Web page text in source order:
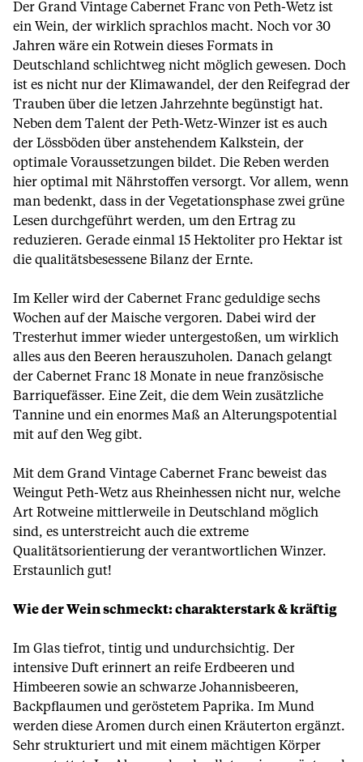
Der Grand Vintage Cabernet Franc von Peth-Wetz ist
ein Wein, der wirklich sprachlos macht. Noch vor 30
Jahren wäre ein Rotwein dieses Formats in
Deutschland schlichtweg nicht möglich gewesen. Doch
ist es nicht nur der Klimawandel, der den Reifegrad der
Trauben über die letzen Jahrzehnte begünstigt hat.
Neben dem Talent der Peth-Wetz-Winzer ist es auch
der Lössböden über anstehendem Kalkstein, der
optimale Voraussetzungen bildet. Die Reben werden
hier optimal mit Nährstoffen versorgt. Vor allem, wenn
man bedenkt, dass in der Vegetationsphase zwei grüne
Lesen durchgeführt werden, um den Ertrag zu
reduzieren. Gerade einmal 15 Hektoliter pro Hektar ist
die qualitätsbesessene Bilanz der Ernte.
Im Keller wird der Cabernet Franc geduldige sechs
Wochen auf der Maische vergoren. Dabei wird der
Tresterhut immer wieder untergestoßen, um wirklich
alles aus den Beeren herauszuholen. Danach gelangt
der Cabernet Franc 18 Monate in neue französische
Barriquefässer. Eine Zeit, die dem Wein zusätzliche
Tannine und ein enormes Maß an Alterungspotential
mit auf den Weg gibt.
Mit dem Grand Vintage Cabernet Franc beweist das
Weingut Peth-Wetz aus Rheinhessen nicht nur, welche
Art Rotweine mittlerweile in Deutschland möglich
sind, es unterstreicht auch die extreme
Qualitätsorientierung der verantwortlichen Winzer.
Erstaunlich gut!
Wie der Wein schmeckt: charakterstark & kräftig
Im Glas tiefrot, tintig und undurchsichtig. Der
intensive Duft erinnert an reife Erdbeeren und
Himbeeren sowie an schwarze Johannisbeeren,
Backpflaumen und geröstetem Paprika. Im Mund
werden diese Aromen durch einen Kräuterton ergänzt.
Sehr strukturiert und mit einem mächtigen Körper